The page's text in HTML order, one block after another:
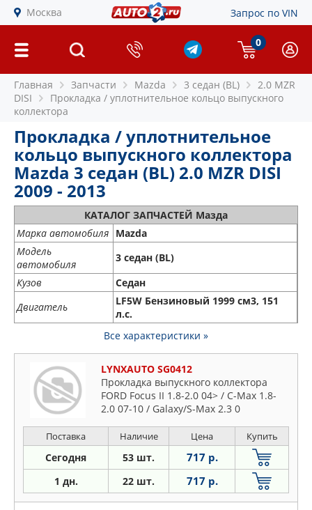
Москва Запрос по VIN
0
Главная Запчасти Mazda 3 седан (BL)
2.0 MZR
DISI
Прокладка / уплотнительное кольцо выпускного
коллектора
Прокладка / уплотнительное
кольцо выпускного коллектора
Mazda 3 седан (BL) 2.0 MZR DISI
2009 - 2013
КАТАЛОГ ЗАПЧАСТЕЙ Мазда
Марка автомобиля Mazda
Модель
автомобиля
3 седан (BL)
Кузов
Седан
Двигатель
LF5W Бензиновый 1999 см3, 151
л.с.
Все характеристики »
LYNXAUTO SG0412
Прокладка выпускного коллектора
FORD Focus II 1.8-2.0 04> / C-Max 1.8-
2.0 07-10 / Galaxy/S-Max 2.3 0
Поставка Наличие Цена Купить
Сегодня 53 шт. 717 р.
1 дн. 22 шт. 717 р.